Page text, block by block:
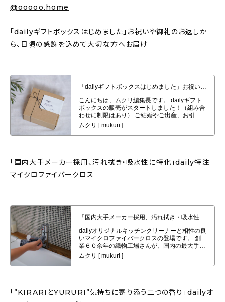
@ooooo.home
「dailyギフトボックスはじめました」お祝いや御礼のお返しか
ら、日頃の感謝を込めて大切な方へお届け
「dailyギフトボックスはじめました」お祝いや御礼のお返しから、日頃の感
謝を込めて大切な方へお届け
「国内大手メーカー採用、汚れ拭き・吸水性に特化」daily特注
マイクロファイバークロス
「国内大手メーカー採用、汚れ拭き・吸水性に特化」daily特注マイクロファ
イバークロスの発売
「”KIRARIとYURURI”気持ちに寄り添う二つの香り」dailyオ